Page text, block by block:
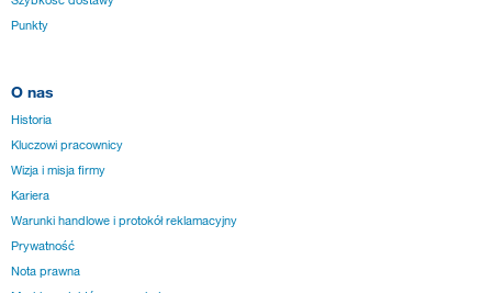
Punkty
O nas
Historia
Kluczowi pracownicy
Wizja i misja firmy
Kariera
Warunki handlowe i protokół reklamacyjny
Prywatność
Nota prawna